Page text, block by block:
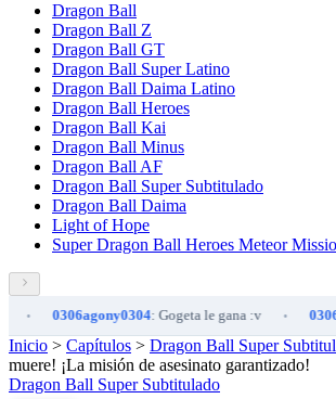
Dragon Ball
Dragon Ball Z
Dragon Ball GT
Dragon Ball Super Latino
Dragon Ball Daima Latino
Dragon Ball Heroes
Dragon Ball Kai
Dragon Ball Minus
Dragon Ball AF
Dragon Ball Super Subtitulado
Dragon Ball Daima
Light of Hope
Super Dragon Ball Heroes Meteor
0306agony0304: Gogeta le gana :v
Inicio > Capítulos > Dragon Ball Super
muere! ¡La misión de asesinato garantizado!
Dragon Ball Super Subtitulado